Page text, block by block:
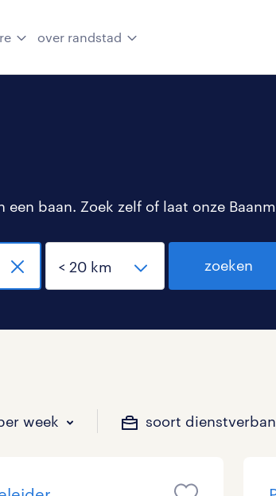
over randstad
baan. Zoek zelf of laat onze
zoeken
week soort